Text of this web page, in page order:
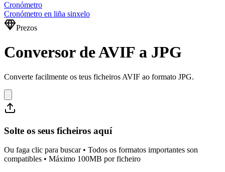
Cronómetro
Cronómetro en liña sinxelo
Prezos
Conversor de AVIF a JPG
Converte facilmente os teus ficheiros AVIF ao formato JPG.
Solte os seus ficheiros aquí
Ou faga clic para buscar • Todos os formatos importantes son
compatibles • Máximo 100MB por ficheiro